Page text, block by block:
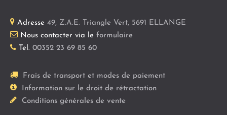
Adresse 49, Z.A.E. Triangle Vert, 5691
ELLANGE
Nous contacter via le formulaire
Tel. 00352 23 69 85 60
Frais de transport et modes de paiement
Information sur le droit de rétractation
Conditions générales de vente